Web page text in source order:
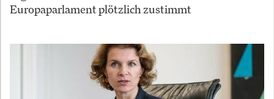
Europaparlament plötzlich zustimmt